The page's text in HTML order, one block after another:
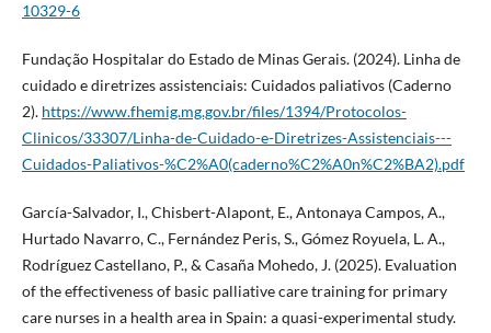
10329-6
Fundação Hospitalar do Estado de Minas Gerais. (2024). Linha de
cuidado e diretrizes assistenciais: Cuidados paliativos (Caderno
2). https://www.fhemig.mg.gov.br/files/1394/Protocolos-
Clinicos/33307/Linha-de-Cuidado-e-Diretrizes-Assistenciais---
Cuidados-Paliativos-%C2%A0(caderno%C2%A0n%C2%BA2).pdf
García-Salvador, I., Chisbert-Alapont, E., Antonaya Campos, A.,
Hurtado Navarro, C., Fernández Peris, S., Gómez Royuela, L. A.,
Rodríguez Castellano, P., & Casaña Mohedo, J. (2025). Evaluation
of the effectiveness of basic palliative care training for primary
care nurses in a health area in Spain: a quasi-experimental study.